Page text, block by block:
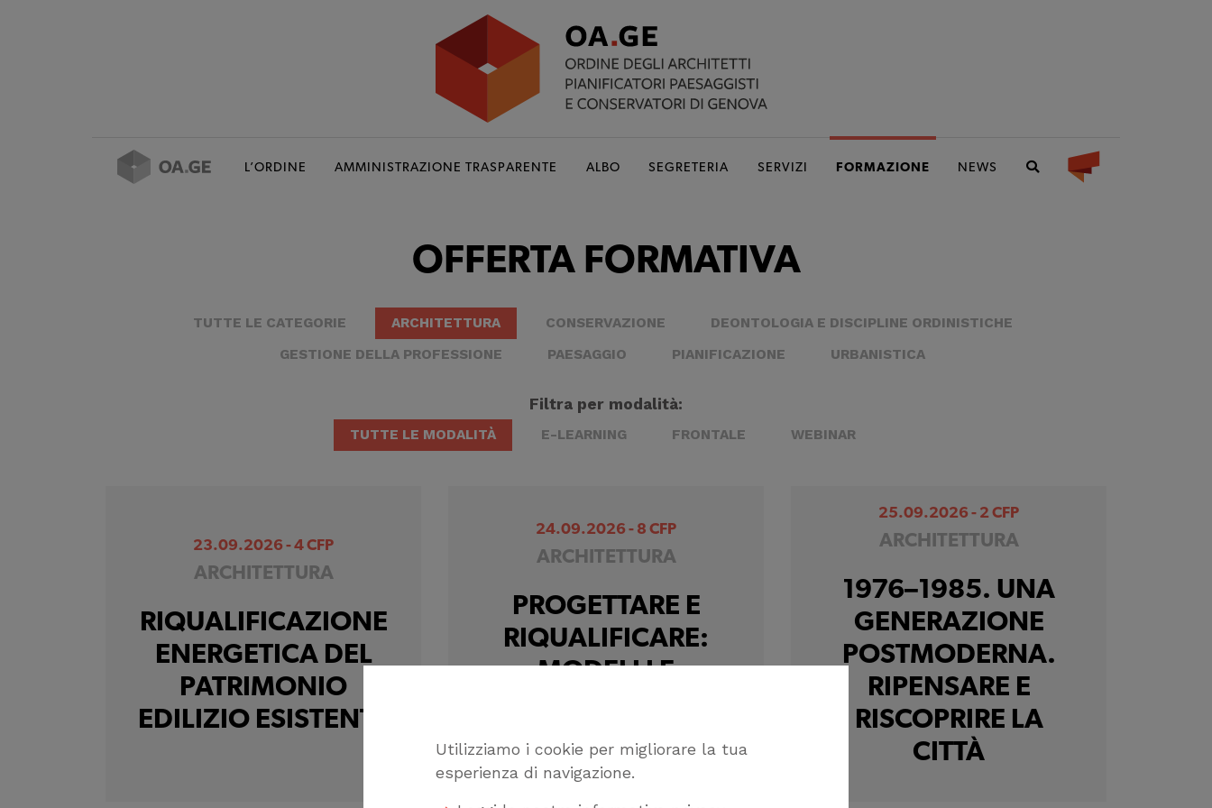
Utilizziamo i cookie per migliorare la tua
esperienza di navigazione.
L’ORDINE AMMINISTRAZIONE TRASPARENTE ALBO SEGRETERIA SERVIZI FORMAZIONE NEWS
OFFERTA FORMATIVA
TUTTE LE CATEGORIE ARCHITETTURA CONSERVAZIONE
DEONTOLOGIA E DISCIPLINE ORDINISTICHE
GESTIONE DELLA PROFESSIONE
PAESAGGIO PIANIFICAZIONE URBANISTICA
Filtra per modalità:
TUTTE LE MODALITÀ E-LEARNING FRONTALE WEBINAR
23.09.2026 - 4 CFP
ARCHITETTURA
RIQUALIFICAZIONE
ENERGETICA DEL
PATRIMONIO
EDILIZIO ESISTENTE
24.09.2026 - 8 CFP
ARCHITETTURA
PROGETTARE E
RIQUALIFICARE:
MODELLI E
CONTEMPORANEI
25.09.2026 - 2 CFP
ARCHITETTURA
1976–1985. UNA
GENERAZIONE
POSTMODERNA.
RIPENSARE E
RISCOPRIRE LA
CITTÀ